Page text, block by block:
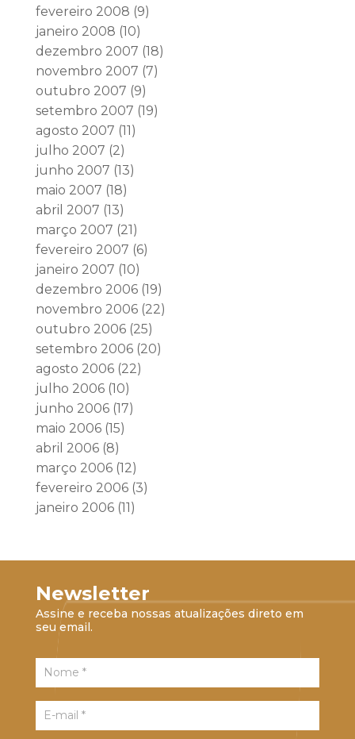
fevereiro 2008 (9)
janeiro 2008 (10)
dezembro 2007 (18)
novembro 2007 (7)
outubro 2007 (9)
setembro 2007 (19)
agosto 2007 (11)
julho 2007 (2)
junho 2007 (13)
maio 2007 (18)
abril 2007 (13)
março 2007 (21)
fevereiro 2007 (6)
janeiro 2007 (10)
dezembro 2006(19)
novembro 2006(22)
outubro 2006(25)
setembro 2006(20)
agosto 2006(22)
julho 2006(10)
junho 2006(17)
maio 2006(15)
abril 2006(8)
março 2006(12)
fevereiro 2006(3)
janeiro 2006(11)
Newsletter
Assine e receba nossas atualizações direto em
seu email.